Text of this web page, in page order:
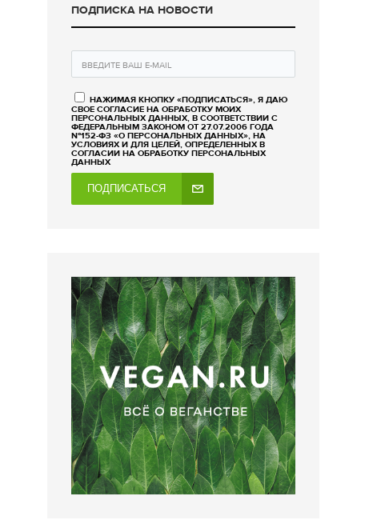
ПОДПИСКА НА НОВОСТИ
НАЖИМАЯ КНОПКУ «ПОДПИСАТЬСЯ», Я ДАЮ
СВОЕ СОГЛАСИЕ НА ОБРАБОТКУ МОИХ
ПЕРСОНАЛЬНЫХ ДАННЫХ, В СООТВЕТСТВИИ С
ФЕДЕРАЛЬНЫМ ЗАКОНОМ ОТ 27.07.2006 ГОДА
№152-ФЗ «О ПЕРСОНАЛЬНЫХ ДАННЫХ», НА
УСЛОВИЯХ И ДЛЯ ЦЕЛЕЙ, ОПРЕДЕЛЕННЫХ В
СОГЛАСИИ НА ОБРАБОТКУ ПЕРСОНАЛЬНЫХ
ДАННЫХ
ПОДПИСАТЬСЯ